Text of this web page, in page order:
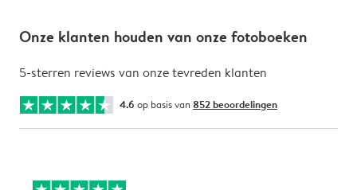
Onze klanten houden van onze fotoboeken
5-sterren reviews van onze tevreden klanten
4.6 op basis van 852 beoordelingen